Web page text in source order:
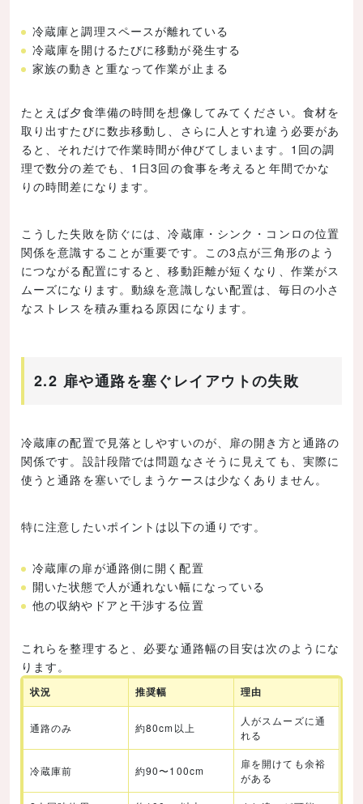
冷蔵庫と調理スペースが離れている
冷蔵庫を開けるたびに移動が発生する
家族の動きと重なって作業が止まる
たとえば夕食準備の時間を想像してみてください。食材を
取り出すたびに数歩移動し、さらに人とすれ違う必要があ
ると、それだけで作業時間が伸びてしまいます。1回の調
理で数分の差でも、1日3回の食事を考えると年間でかな
りの時間差になります。
こうした失敗を防ぐには、冷蔵庫・シンク・コンロの位置
関係を意識することが重要です。この3点が三角形のよう
につながる配置にすると、移動距離が短くなり、作業がス
ムーズになります。動線を意識しない配置は、毎日の小さ
なストレスを積み重ねる原因になります。
2.2 扉や通路を塞ぐレイアウトの失敗
冷蔵庫の配置で見落としやすいのが、扉の開き方と通路の
関係です。設計段階では問題なさそうに見えても、実際に
使うと通路を塞いでしまうケースは少なくありません。
特に注意したいポイントは以下の通りです。
冷蔵庫の扉が通路側に開く配置
開いた状態で人が通れない幅になっている
他の収納やドアと干渉する位置
これらを整理すると、必要な通路幅の目安は次のようにな
ります。
状況 推奨幅 理由
通路のみ 約80cm以上
人がスムーズに通
れる
冷蔵庫前 約90〜100cm
扉を開けても余裕
がある